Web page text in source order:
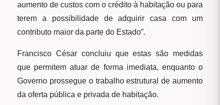
aumento de custos com o crédito à habitação ou para
terem a possibilidade de adquirir casa com um
contributo maior da parte do Estado”.
Francisco César concluiu que estas são medidas
que permitem atuar de forma imediata, enquanto o
Governo prossegue o trabalho estrutural de aumento
da oferta pública e privada de habitação.